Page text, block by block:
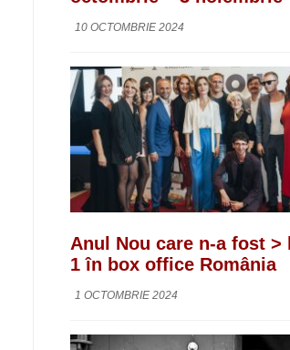
10 OCTOMBRIE 2024
Anul Nou care n-a fost >
1 în box office România
1 OCTOMBRIE 2024